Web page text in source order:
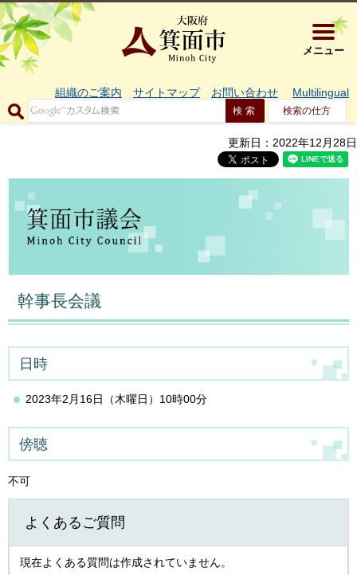
大阪府箕
メニュー
組織のご案内 サイトマップ お問い合わせ Multilingual
検索の仕方
更新日：2022年12月28日
幹事長会議
日時
2023年2月16日（木曜日）10時00分
傍聴
不可
よくあるご質問
現在よくある質問は作成されていません。